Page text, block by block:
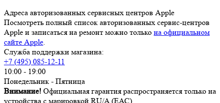
Адреса авторизованных сервисных центров Apple
Посмотреть полный список авторизованных сервис-центров
Apple и записаться на ремонт можно только на официальном
сайте Apple.
Служба поддержки магазина:
+7 (495) 085-12-11
10:00 - 19:00
Понедельник - Пятница
Внимание! Официальная гарантия распространяется только на
устройства с марировкой RU/A (ЕАС)